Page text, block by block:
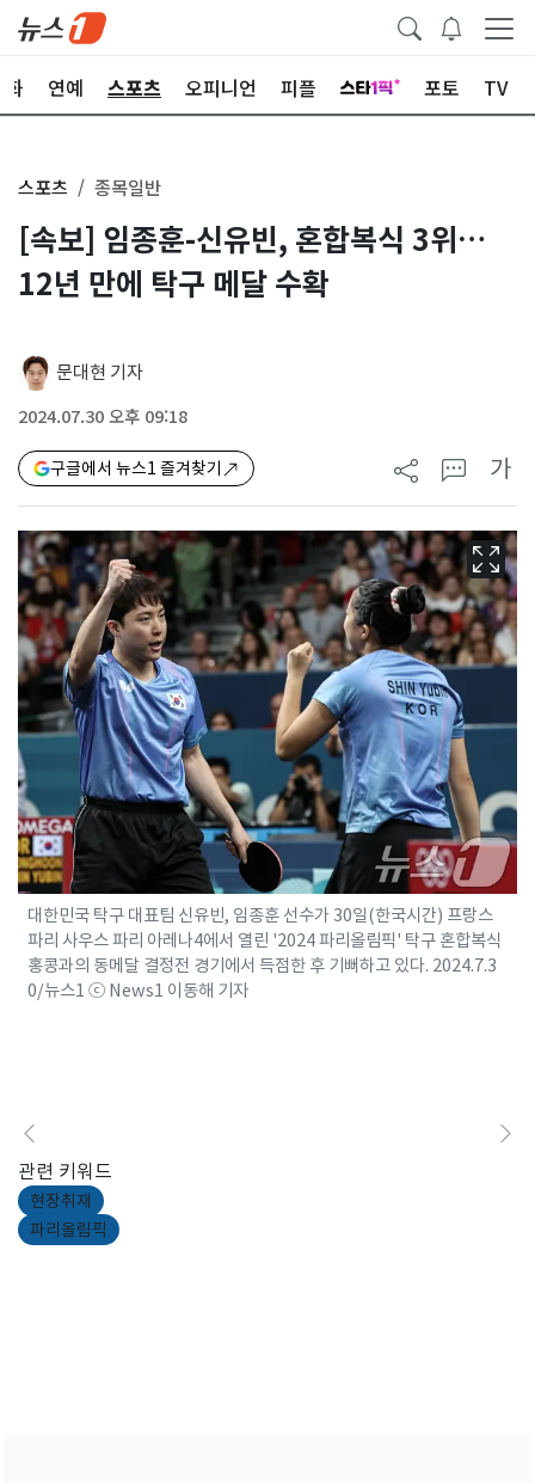
화 연예 스포츠 오피니언 피플 포토 TV
스포츠 종목일반
[속보] 임종훈-신유빈, 혼합복식 3위…
12년 만에 탁구 메달 수확
문대현 기자
2024.07.30 오후 09:18
구글에서 뉴스1 즐겨찾기 가
대한민국 탁구 대표팀 신유빈, 임종훈 선수가 30일(한국시간) 프랑스
파리 사우스 파리 아레나4에서 열린 '2024 파리올림픽' 탁구 혼합복식
홍콩과의 동메달 결정전 경기에서 득점한 후 기뻐하고 있다. 2024.7.3
0/뉴스1 ⓒ News1 이동해 기자
관련 키워드
현장취재
파리올림픽